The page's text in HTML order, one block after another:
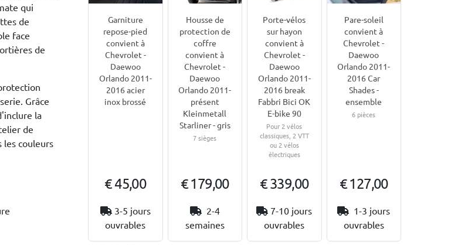
qui
de
face
de
Grâce
la
de
couleurs
Garniture
repose-pied
convient à
Chevrolet -
Daewoo
Orlando 2011-
2016 acier
inox brossé
€ 45,00
3-5 jours
ouvrables
Housse de
protection de
coffre
convient à
Chevrolet -
Daewoo
Orlando 2011-
présent
Kleinmetall
Starliner - gris
7 sièges
€ 179,00
2-4
semaines
Porte-vélos
sur hayon
convient à
Chevrolet -
Daewoo
Orlando 2011-
2016 break
Fabbri Bici OK
E-bike 90
Pour 2 vélos
classiques, 2 VTT
ou 2 vélos
électriques
€ 339,00
7-10 jours
ouvrables
Pare-soleil
convient à
Chevrolet -
Daewoo
Orlando 2011-
2016 Car
Shades -
ensemble
6 pièces
€ 127,00
1-3 jours
ouvrables